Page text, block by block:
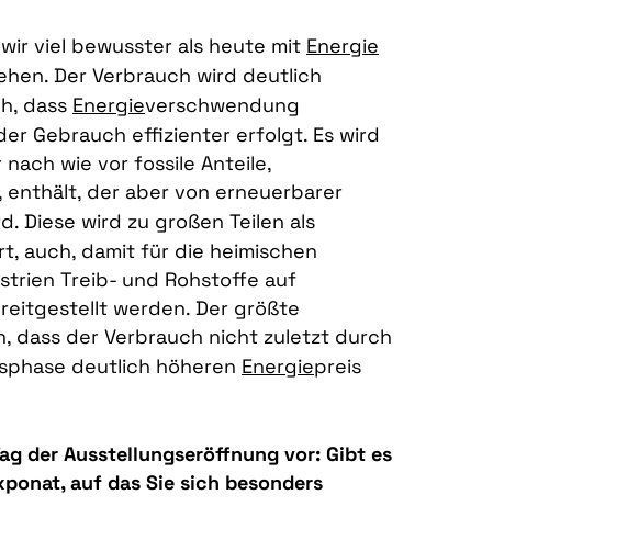
viel bewusster als heute mit Energie
Der Verbrauch wird deutlich
dass Energieverschwendung
Gebrauch effizienter erfolgt. Es wird
wie vor fossile Anteile,
enthält, der aber von erneuerbarer
Diese wird zu großen Teilen als
auch, damit für die heimischen
Treib- und Rohstoffe auf
werden. Der größte
dass der Verbrauch nicht zuletzt durch
deutlich höheren Energiepreis
der Ausstellungseröffnung vor: Gibt es
auf das Sie sich besonders